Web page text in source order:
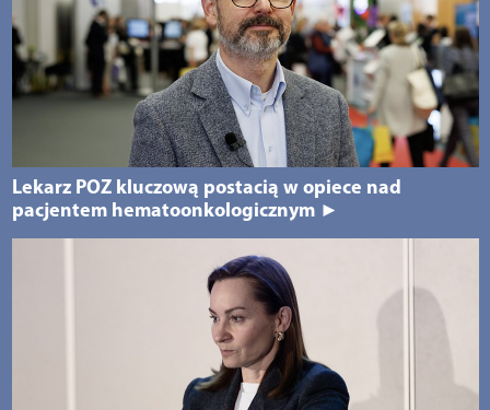
Lekarz POZ kluczową postacią w opiece nad
pacjentem hematoonkologicznym ►